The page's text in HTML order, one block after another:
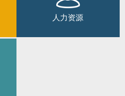
人力资源